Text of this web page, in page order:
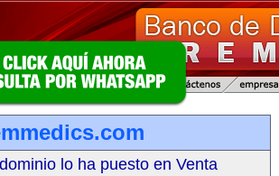
lo ha puesto en Venta